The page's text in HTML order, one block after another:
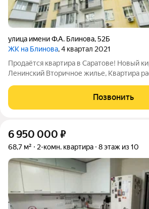
улица имени Ф.А. Блинова,52Б
ЖК на Блинова, 4 квартал 2021
Продаётся квартира в Саратове! Новый
Ленинский Вторичное жилье, Квартира расположена в
Гипермаркет Лента, школы , гимназии,
общественного
Позвонить
6 950 000 ₽
68,7 м² 2-комн. квартира 8 этаж из 10